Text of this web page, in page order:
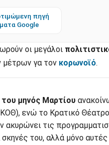
πηγή
Google
οι μεγάλοι
μέτρων γα τον κορωνοϊό.
μηνός Μαρτίου
ενώ το Κρατικό
τις
του, αλλά μόνο